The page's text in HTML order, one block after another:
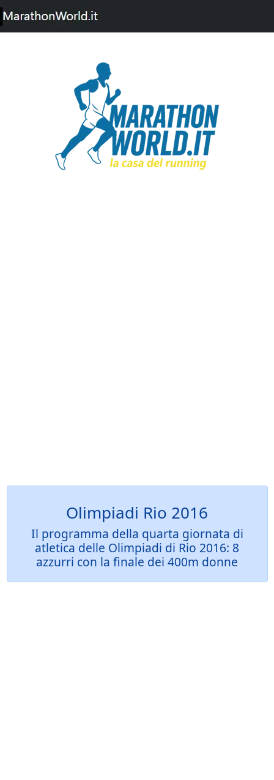
Olimpiadi Rio 2016
Il programma della quarta giornata di
atletica delle Olimpiadi di Rio 2016: 8
azzurri con la finale dei 400m donne